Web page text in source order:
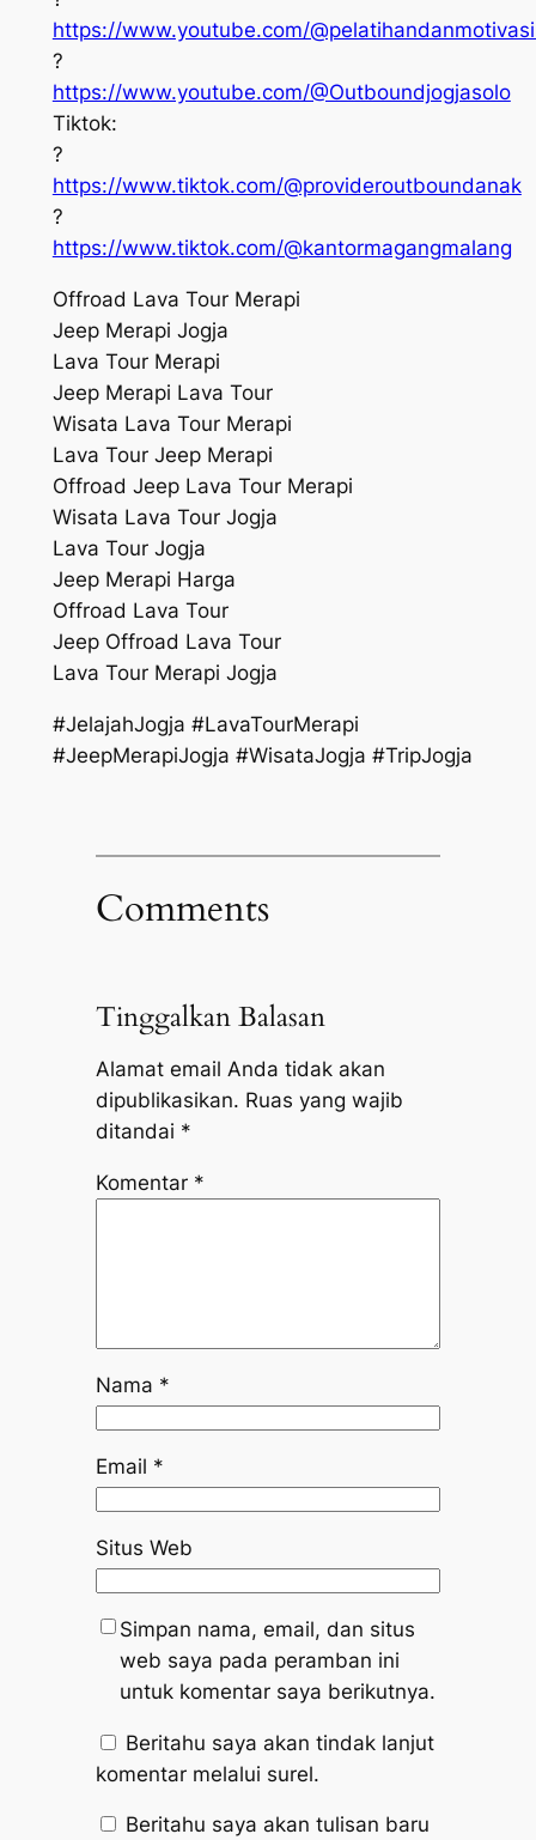
https://www.youtube.com/
?
https://www.youtube.com/@Outboundjogjasolo
Tiktok:
?
https://www.tiktok.com/@provideroutboundanak
?
https://www.tiktok.com/@kantormagangmalang
Offroad Lava Tour Merapi
Jeep Merapi Jogja
Lava Tour Merapi
Jeep Merapi Lava Tour
Wisata Lava Tour Merapi
Lava Tour Jeep Merapi
Offroad Jeep Lava Tour Merapi
Wisata Lava Tour Jogja
Lava Tour Jogja
Jeep Merapi Harga
Offroad Lava Tour
Jeep Offroad Lava Tour
Lava Tour Merapi Jogja
#JelajahJogja #LavaTourMerapi
#JeepMerapiJogja #WisataJogja #TripJogja
Comments
Tinggalkan Balasan
Alamat email Anda tidak akan
dipublikasikan. Ruas yang wajib
ditandai *
Komentar *
Nama *
Email *
Situs Web
Simpan nama, email, dan situs
web saya pada peramban ini
untuk komentar saya berikutnya.
Beritahu saya akan tindak lanjut
komentar melalui surel.
Beritahu saya akan tulisan baru